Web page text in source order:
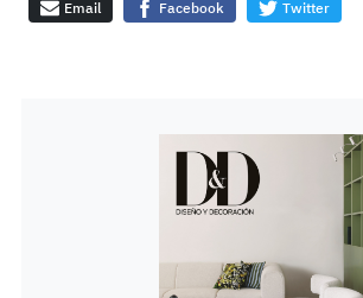
Email Facebook Twitter